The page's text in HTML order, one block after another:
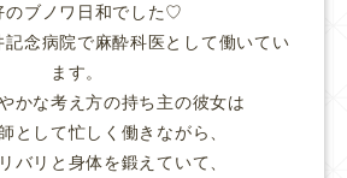
のブノワ日和でした♡
記念病院で麻酔科医として働いてい
ます。
かな考え方の持ち主の彼女は
として忙しく働きながら、
バリと身体を鍛えていて、